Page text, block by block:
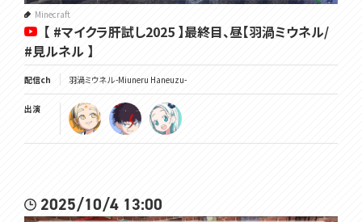
Minecraft
【 #マイクラ肝試し2025 】最終目、昼【羽渦ミウネル/
#見ルネル 】
配信ch 羽渦ミウネル -Miuneru Haneuzu-
出演
2025/10/4 13:00